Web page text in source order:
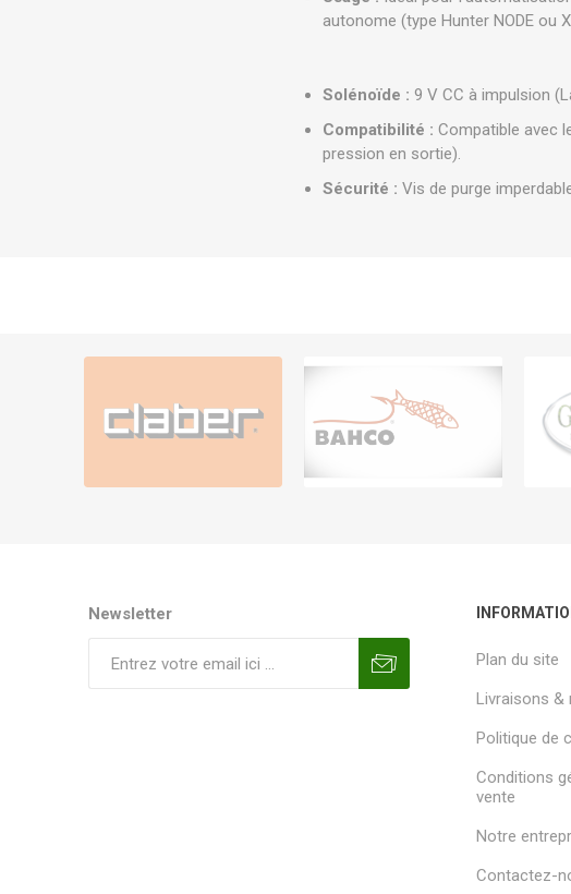
autonome (type Hunter NODE ou
Solénoïde : 9 V CC à impulsion
Compatibilité : Compatible avec
pression en sortie).
Sécurité : Vis de purge
Newsletter
Plan du site
Livraisons &
Politique de
Conditions
vente
Notre
Contactez-